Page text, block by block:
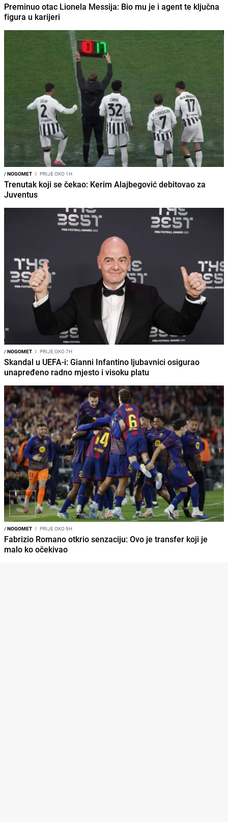
Preminuo otac Lionela Messija: Bio mu je i agent te ključna
figura u karijeri
/NOGOMET I PRIJE OKO 1H
Trenutak koji se čekao: Kerim Alajbegović debitovao za
Juventus
/NOGOMET I PRIJE OKO 7H
Skandal u UEFA-i: Gianni Infantino ljubavnici osigurao
unapređeno radno mjesto i visoku platu
/NOGOMET I PRIJE OKO 9H
Fabrizio Romano otkrio senzaciju: Ovo je transfer koji je
malo ko očekivao